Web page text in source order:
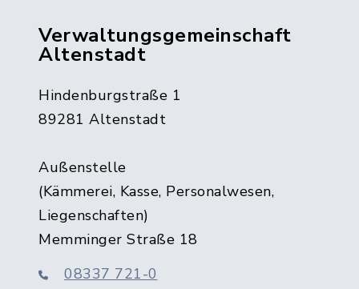
Verwaltungsgemeinschaft
Altenstadt
Hindenburgstraße 1
89281 Altenstadt
Außenstelle
(Kämmerei, Kasse, Personalwesen,
Liegenschaften)
Memminger Straße 18
08337 721-0